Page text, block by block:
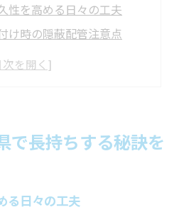
性を高める日々の工夫
け時の隠蔽配管注意点
配管を守る基本知識
自分でチェックするコツ
け方と日常チェック法
れ跡チェックの重要性
で長持ちする秘訣を
る日々の工夫